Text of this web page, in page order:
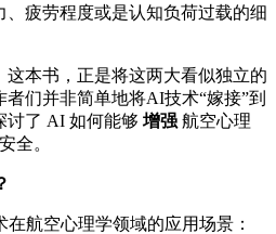
疲劳程度或是认知负荷过载的细
这本书，正是将这两大看似独立的
们并非简单地将AI技术“嫁接”到
讨了 AI 如何能够 增强 航空心理
全。
航空心理学领域的应用场景：